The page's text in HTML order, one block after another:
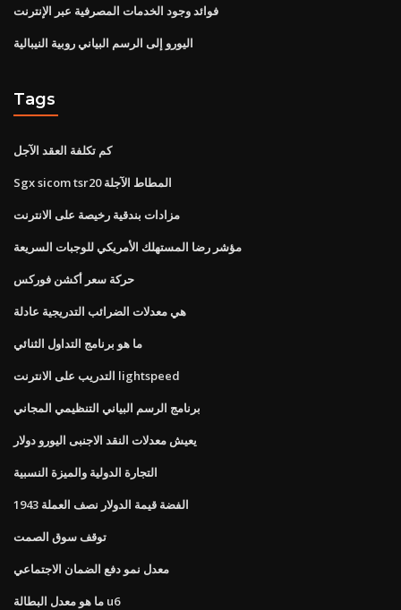
فوائد وجود الخدمات المصرفية عبر الإنترنت
اليورو إلى الرسم البياني روبية النيبالية
Tags
كم تكلفة العقد الآجل
Sgx sicom tsr20 المطاط الآجلة
مزادات بندقية رخيصة على الانترنت
مؤشر رضا المستهلك الأمريكي للوجبات السريعة
حركة سعر أكشن فوركس
هي معدلات الضرائب التدريجية عادلة
ما هو برنامج التداول الثنائي
التدريب على الانترنت lightspeed
برنامج الرسم البياني التنظيمي المجاني
يعيش معدلات النقد الاجنبى اليورو دولار
التجارة الدولية والميزة النسبية
1943 الفضة قيمة الدولار نصف العملة
توقف سوق الصمت
معدل نمو دفع الضمان الاجتماعي
ما هو معدل البطالة u6